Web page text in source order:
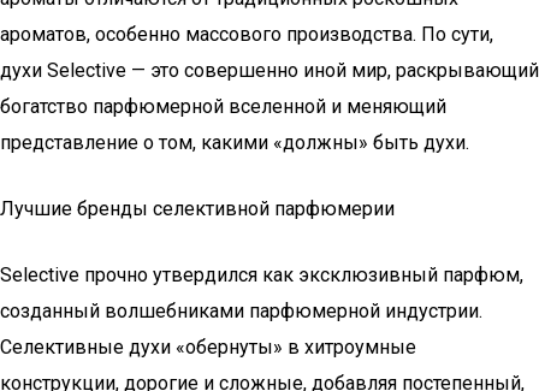
ароматов, особенно массового производства. По сути,
духи Selective — это совершенно иной мир, раскрывающий
богатство парфюмерной вселенной и меняющий
представление о том, какими «должны» быть духи.
Лучшие бренды селективной парфюмерии
Selective прочно утвердился как эксклюзивный парфюм,
созданный волшебниками парфюмерной индустрии.
Селективные духи «обернуты» в хитроумные
конструкции, дорогие и сложные, добавляя постепенный,